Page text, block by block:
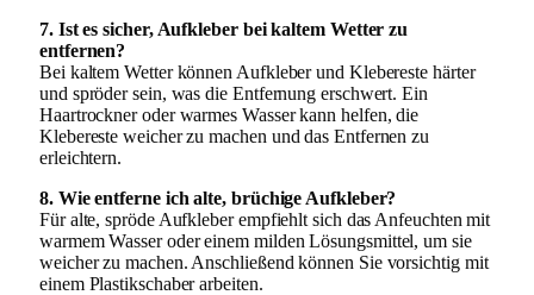
7. Ist es sicher, Aufkleber bei kaltem Wetter zu
entfernen?
Bei kaltem Wetter können Aufkleber und Klebereste härter
und spröder sein, was die Entfernung erschwert. Ein
Haartrockner oder warmes Wasser kann helfen, die
Klebereste weicher zu machen und das Entfernen zu
erleichtern.
8. Wie entferne ich alte, brüchige Aufkleber?
Für alte, spröde Aufkleber empfiehlt sich das Anfeuchten mit
warmem Wasser oder einem milden Lösungsmittel, um sie
weicher zu machen. Anschließend können Sie vorsichtig mit
einem Plastikschaber arbeiten.